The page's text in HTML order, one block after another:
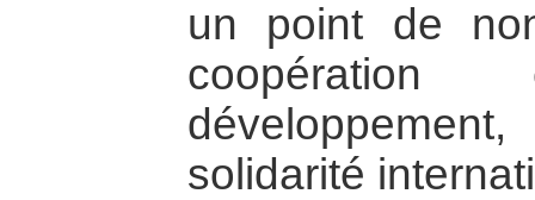
un point de
solidarité